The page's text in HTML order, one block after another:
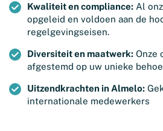
Kwaliteit en compliance: Al
opgeleid en voldoen aan de
regelgevingseisen.
Diversiteit en maatwerk: Onze
afgestemd op uw unieke
Uitzendkrachten in Almelo:
internationale medewerkers